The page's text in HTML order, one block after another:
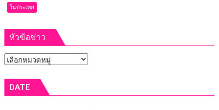
งาน
12
ในประเทศ
หัวข้อข่าว
หัวข้อ
DATE